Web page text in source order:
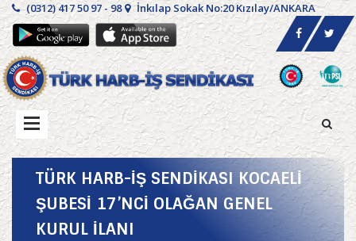
(0312) 417 50 97 - 98 İnkılap Sokak No:20 Kızılay/ANKARA
TÜRK HARB-İŞ SENDİKASI KOCAELİ
ŞUBESİ 17’NCİ OLAĞAN GENEL
KURUL İLANI